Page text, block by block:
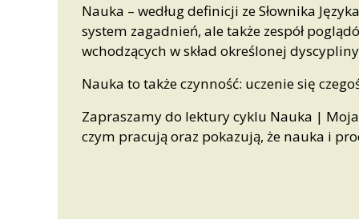
Nauka – według definicji ze Słownika
system zagadnień, ale także zespół
wchodzących w skład określonej
Nauka to także czynność: uczenie się
Zapraszamy do lektury cyklu Nauka |
czym pracują oraz pokazują, że nauka i